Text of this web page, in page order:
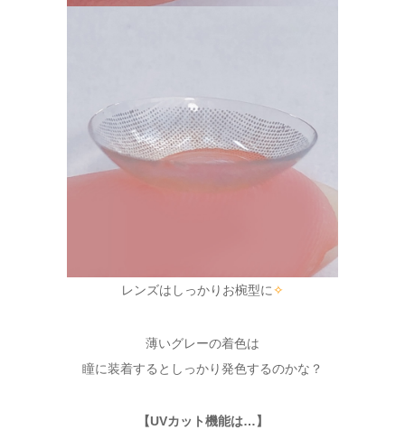
レンズはしっかりお椀型に✧
薄いグレーの着色は
瞳に装着するとしっかり発色するのかな？
【UVカット機能は…】